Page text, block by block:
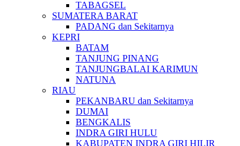
TABAGSEL
SUMATERA BARAT
PADANG dan Sekitarnya
KEPRI
BATAM
TANJUNG PINANG
TANJUNGBALAI KARIMUN
NATUNA
RIAU
PEKANBARU dan Sekitarnya
DUMAI
BENGKALIS
INDRA GIRI HULU
KABUPATEN INDRA GIRI HILIR